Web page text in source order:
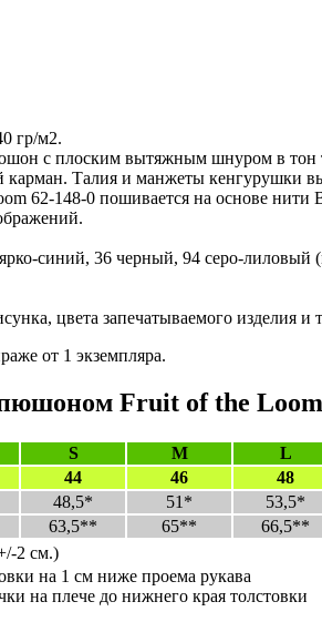
гр/м2.
с плоским вытяжным шнуром в
Талия и манжеты кенгурушки
62-148-0 пошивается на основе нити
синий, 36 черный, 94 серо-лиловый
цвета запечатываемого изделия и
от 1 экземпляра.
Fruit of the
S M L
44 46 48
48,5* 51* 53,5*
63,5** 65** 66,5**
2 см.)
на 1 см ниже проема рукава
на плече до нижнего края толстовки